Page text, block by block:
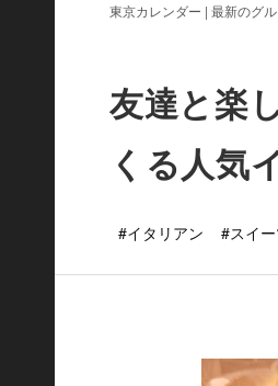
東京カレンダー | 最新のグ
友達と楽
くる人気
#イタリアン #スイ